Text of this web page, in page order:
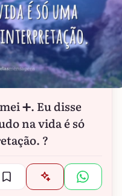
➕. Eu disse
na vida é só
?